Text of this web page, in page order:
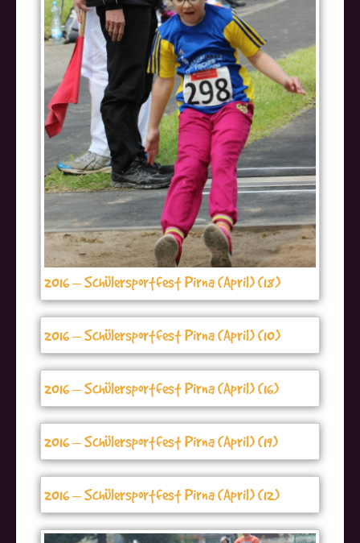
2016 – Schülersportfest Pirna (April) (18)
2016 – Schülersportfest Pirna (April) (10)
2016 – Schülersportfest Pirna (April) (16)
2016 – Schülersportfest Pirna (April) (19)
2016 – Schülersportfest Pirna (April) (12)